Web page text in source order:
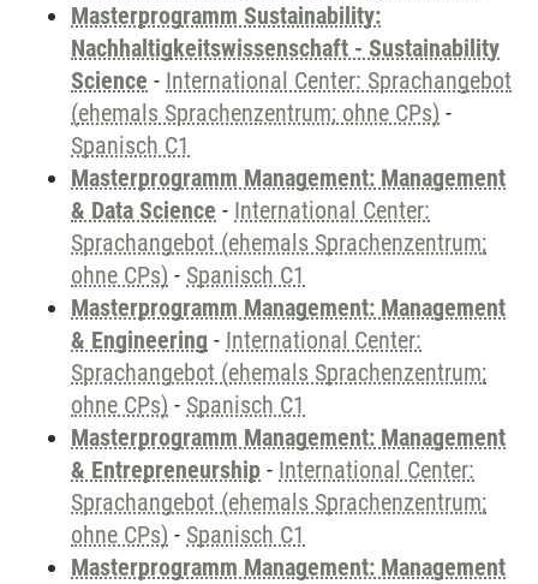
Masterprogramm Sustainability:
Nachhaltigkeitswissenschaft - Sustainability
Science - International Center: Sprachangebot
(ehemals Sprachenzentrum; ohne CPs) -
Spanisch C1
Masterprogramm Management: Management
& Data Science - International Center:
Sprachangebot (ehemals Sprachenzentrum;
ohne CPs) - Spanisch C1
Masterprogramm Management: Management
& Engineering - International Center:
Sprachangebot (ehemals Sprachenzentrum;
ohne CPs) - Spanisch C1
Masterprogramm Management: Management
& Entrepreneurship - International Center:
Sprachangebot (ehemals Sprachenzentrum;
ohne CPs) - Spanisch C1
Masterprogramm Management: Management